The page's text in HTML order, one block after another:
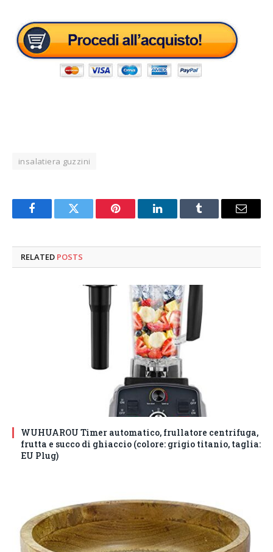
insalatiera guzzini
FacebookTwitter Pinterest LinkedInTumblr Email
RELATED POSTS
WUHUAROU Timer automatico, frullatore centrifuga,
frutta e succo di ghiaccio (colore: grigio titanio, taglia:
EU Plug)